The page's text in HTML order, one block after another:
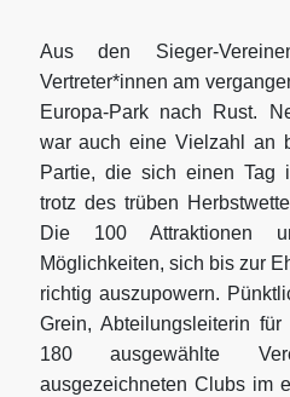
Aus den Sieger-
Vertreter*innen am
Europa-Park nach Rust.
war auch eine Vielzahl an
Partie, die sich einen Tag
trotz des trüben
Die 100 Attraktionen
Möglichkeiten, sich bis zur
richtig auszupowern.
Grein, Abteilungsleiterin
180 ausgewählte
ausgezeichneten Clubs im